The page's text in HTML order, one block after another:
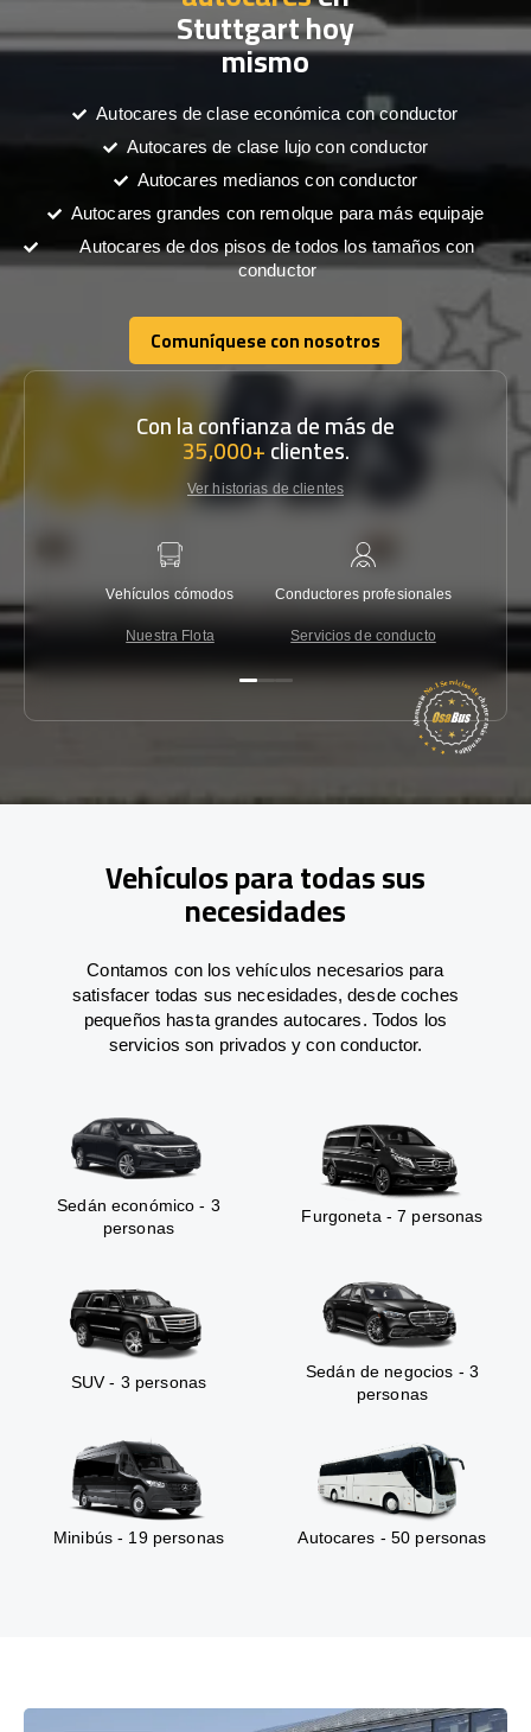
Stuttgart hoy
mismo
Autocares de clase económica con conductor
Autocares de clase lujo con conductor
Autocares medianos con conductor
Autocares grandes con remolque para más equipaje
Autocares de dos pisos de todos los tamaños con
conductor
Comuníquese con nosotros
Comuníquese con nosotros
Con la confianza de más de
35,000+clientes.
Ver historias de clientes
Vehículos cómodos
Nuestra Flota
Conductores profesionales
Servicios de conducto
Vehículos para todas sus
necesidades
Contamos con los vehículos necesarios para
satisfacer todas sus necesidades, desde coches
pequeños hasta grandes autocares. Todos los
servicios son privados y con conductor.
Sedán económico - 3
personas
Furgoneta - 7 personas
SUV - 3 personas
Sedán de negocios - 3
personas
Minibús - 19 personas Autocares - 50 personas